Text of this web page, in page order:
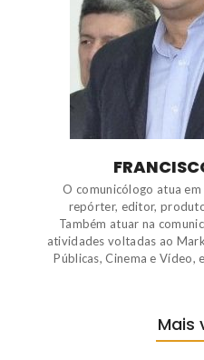
O comunicólogo atua
repórter, editor,
Também atuar na
atividades voltadas ao
Públicas, Cinema e
Mais